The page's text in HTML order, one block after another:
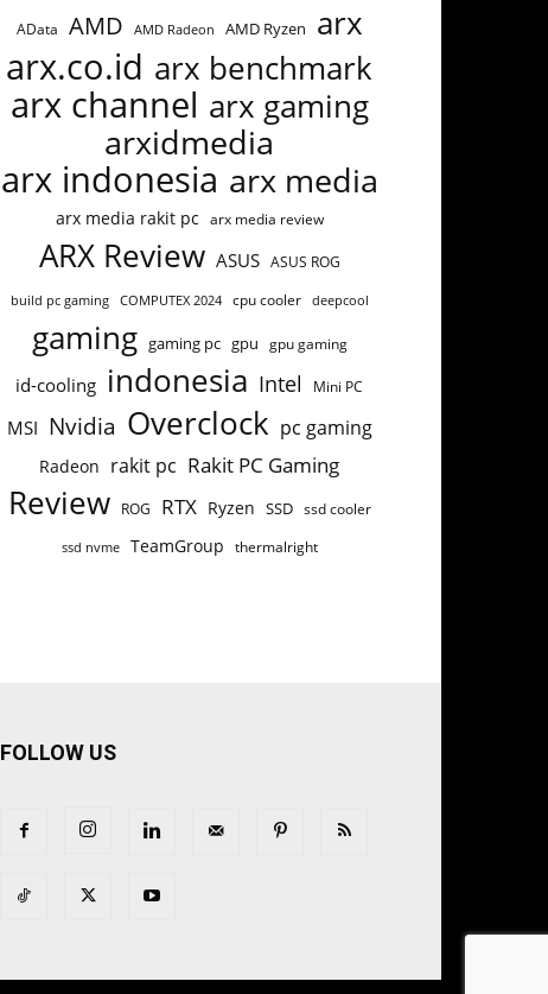
AData AMD AMD Radeon AMD Ryzen arx
arx.co.id arx benchmark
arx channel arx gaming
arxidmedia
arx indonesia arx media
arx media rakit pc arx media review
ARX Review ASUS ASUS ROG
build pc gaming COMPUTEX 2024 cpu cooler deepcool
gaming gaming pc gpu gpu gaming
id-cooling indonesia Intel Mini PC
MSI Nvidia Overclock pc gaming
Radeon rakit pc Rakit PC Gaming
Review ROG RTX Ryzen SSD ssd cooler
ssd nvme TeamGroup thermalright
FOLLOW US